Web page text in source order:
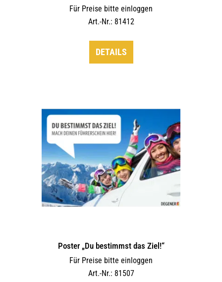
Für Preise bitte einloggen
Art.-Nr.: 81412
DETAILS
Poster „Du bestimmst das Ziel!“
Für Preise bitte einloggen
Art.-Nr.: 81507